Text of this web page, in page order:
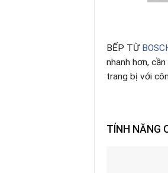
BẾP TỪ
nhanh hơn,
trang bị với
TÍNH NĂNG